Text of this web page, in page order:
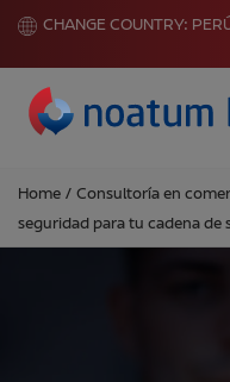
CHANGE COUNTRY:
Home / Consultoría en
seguridad para tu cadena de